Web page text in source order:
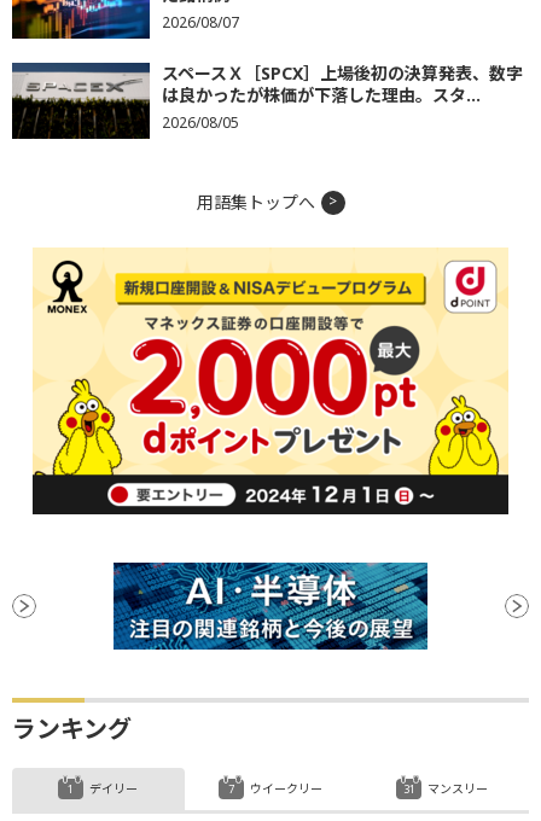
2026/08/07
スペースＸ［SPCX］上場後初の決算発表、数字
は良かったが株価が下落した理由。スタ...
2026/08/05
用語集トップへ
ランキング
デイリー ウイークリー マンスリー